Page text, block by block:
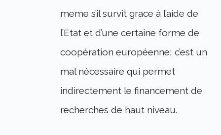
meme s’il survit grace à l’aide de
l’Etat et d’une certaine forme de
coopération européenne; c’est un
mal nécessaire qui permet
indirectement le financement de
recherches de haut niveau.